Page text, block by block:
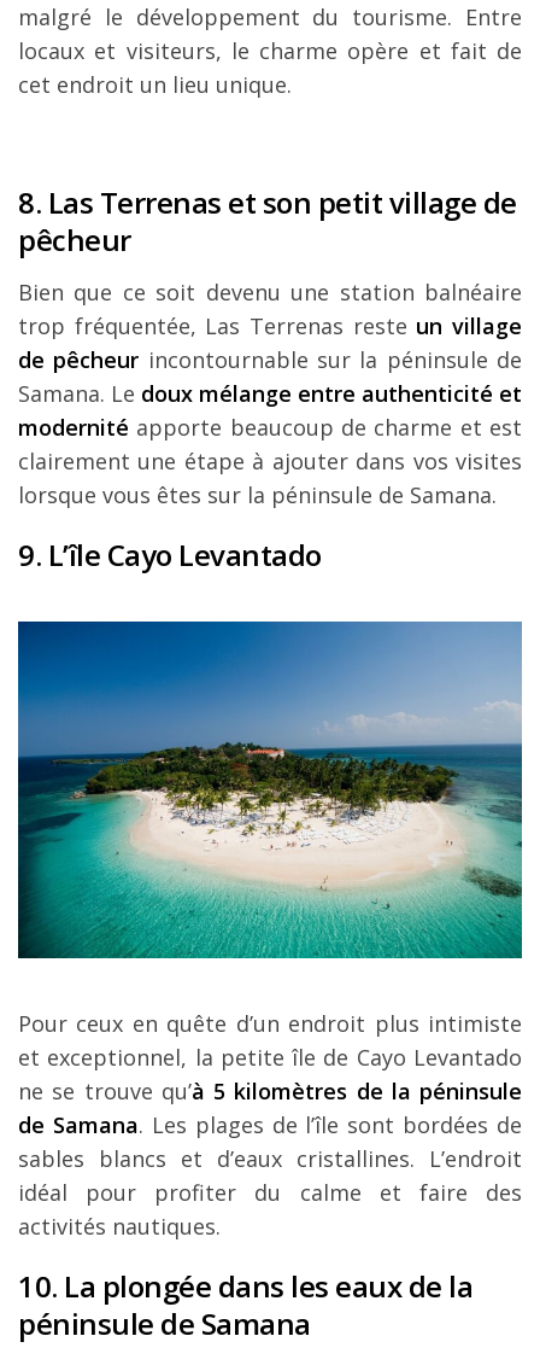
malgré le développement du tourisme. Entre
locaux et visiteurs, le charme opère et fait de
cet endroit un lieu unique.
8. Las Terrenas et son petit village de
pêcheur
Bien que ce soit devenu une station balnéaire
trop fréquentée, Las Terrenas reste un village
de pêcheur incontournable sur la péninsule de
Samana. Le doux mélange entre authenticité et
modernité apporte beaucoup de charme et est
clairement une étape à ajouter dans vos visites
lorsque vous êtes sur la péninsule de Samana.
9. L’île Cayo Levantado
Pour ceux en quête d’un endroit plus intimiste
et exceptionnel, la petite île de Cayo Levantado
ne se trouve qu’à 5 kilomètres de la péninsule
de Samana. Les plages de l’île sont bordées de
sables blancs et d’eaux cristallines. L’endroit
idéal pour profiter du calme et faire des
activités nautiques.
10. La plongée dans les eaux de la
péninsule de Samana